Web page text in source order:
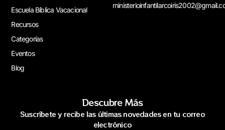
Escuela Bíblica Vacacional
Recursos
Categorías
Eventos
Blog
Descubre Más
Suscríbete y recibe las últimas novedades en tu correo
electrónico